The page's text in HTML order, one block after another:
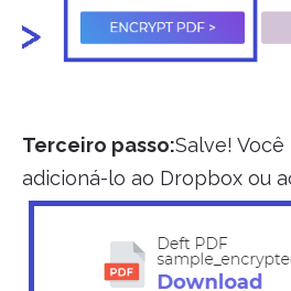
Terceiro passo:Salve!
adicioná-lo ao Dropbox ou